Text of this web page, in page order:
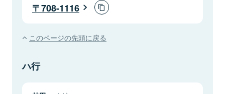
708-1116
このページの先頭に戻る
ハ行